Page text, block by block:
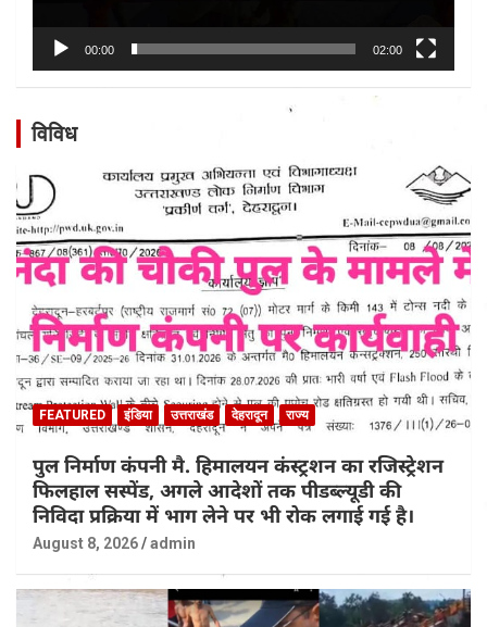
00:00 02:00
विविध
FEATURED इंडिया उत्तराखंड देहरादून राज्य
पुल निर्माण कंपनी मै. हिमालयन कंस्ट्रशन का रजिस्ट्रेशन
फिलहाल सस्पेंड, अगले आदेशों तक पीडब्ल्यूडी की
निविदा प्रक्रिया में भाग लेने पर भी रोक लगाई गई है।
August 8, 2026 admin